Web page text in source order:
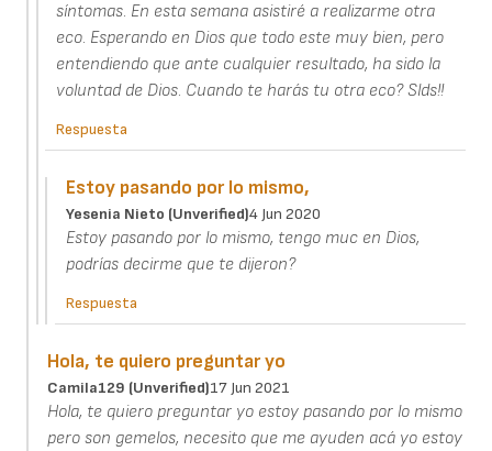
síntomas. En esta semana asistiré a realizarme otra
eco. Esperando en Dios que todo este muy bien, pero
entendiendo que ante cualquier resultado, ha sido la
voluntad de Dios. Cuando te harás tu otra eco? Slds!!
Respuesta
Estoy pasando por lo mismo,
Yesenia Nieto (unverified)4 Jun 2020
Estoy pasando por lo mismo, tengo muc en Dios,
podrías decirme que te dijeron?
Respuesta
Hola, te quiero preguntar yo
Camila129 (unverified)17 Jun 2021
Hola, te quiero preguntar yo estoy pasando por lo mismo
pero son gemelos, necesito que me ayuden acá yo estoy